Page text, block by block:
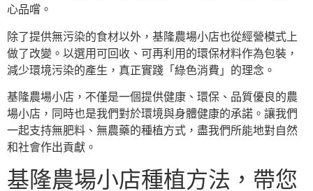
心品嚐。
除了提供無污染的食材以外，基隆農場小店也從經營模式上
做了改變。以選用可回收、可再利用的環保材料作為包裝，
減少環境污染的產生，真正實踐「綠色消費」的理念。
基隆農場小店，不僅是一個提供健康、環保、品質優良的農
場小店，同時也是我們對於環境與身體健康的承諾。讓我們
一起支持無肥料、無農藥的種植方式，盡我們所能地對自然
和社會作出貢獻。
基隆農場小店種植方法，帶您